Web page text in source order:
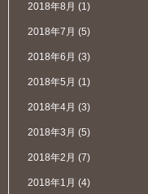
2018年8月 (1)
2018年7月 (5)
2018年6月 (3)
2018年5月 (1)
2018年4月 (3)
2018年3月 (5)
2018年2月 (7)
2018年1月 (4)